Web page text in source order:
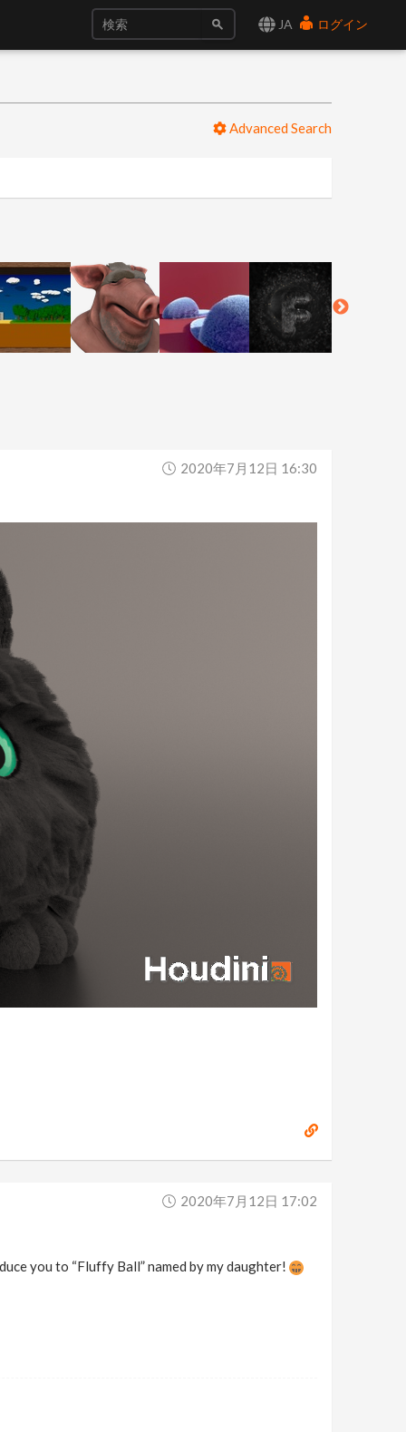
JA ログイン
Advanced Search
2020年7月12日 16:30
2020年7月12日 17:02
you to “Fluffy Ball” named by my daughter!